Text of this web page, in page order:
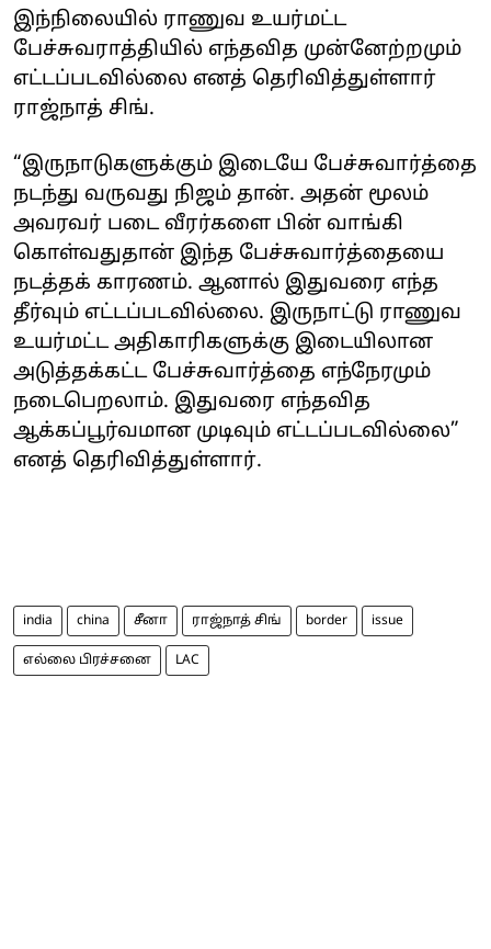
இந்நிலையில் ராணுவ உயர்மட்ட
பேச்சுவராத்தியில் எந்தவித முன்னேற்றமும்
எட்டப்படவில்லை எனத் தெரிவித்துள்ளார்
ராஜ்நாத் சிங்.
“இருநாடுகளுக்கும் இடையே பேச்சுவார்த்தை
நடந்து வருவது நிஜம் தான். அதன் மூலம்
அவரவர் படை வீரர்களை பின் வாங்கி
கொள்வதுதான் இந்த பேச்சுவார்த்தையை
நடத்தக் காரணம். ஆனால் இதுவரை எந்த
தீர்வும் எட்டப்படவில்லை. இருநாட்டு ராணுவ
உயர்மட்ட அதிகாரிகளுக்கு இடையிலான
அடுத்தக்கட்ட பேச்சுவார்த்தை எந்நேரமும்
நடைபெறலாம். இதுவரை எந்தவித
ஆக்கப்பூர்வமான முடிவும் எட்டப்படவில்லை”
எனத் தெரிவித்துள்ளார்.
india china சீனா ராஜ்நாத் சிங் border issue
எல்லை பிரச்சனை LAC